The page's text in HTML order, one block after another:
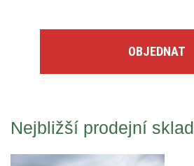
OBJEDNAT
Nejbližší prodejní sklad